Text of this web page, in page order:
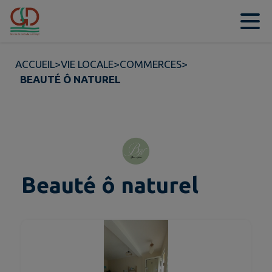
Contenu
ACCUEIL>VIE LOCALE>COMMERCES>
BEAUTÉ Ô NATUREL
Beauté ô naturel